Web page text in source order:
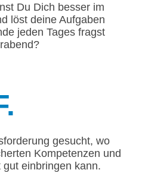
Du Dich besser im
löst deine Aufgaben
jeden Tages fragst
gesucht, wo
Kompetenzen und
einbringen kann.